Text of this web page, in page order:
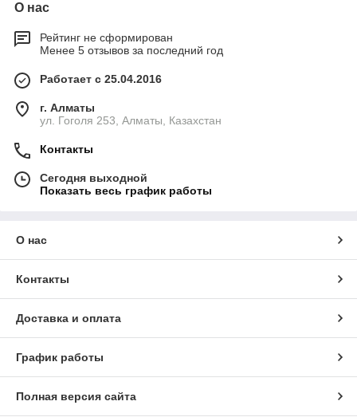
О нас
Рейтинг не сформирован
Менее 5 отзывов за последний год
Работает с 25.04.2016
г. Алматы
ул. Гоголя 253, Алматы, Казахстан
Контакты
Сегодня выходной
Показать весь график работы
О нас
Контакты
Доставка и оплата
График работы
Полная версия сайта